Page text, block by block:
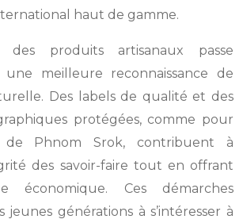
haut de gamme.
des produits artisanaux passe
meilleure reconnaissance de
Des labels de qualité et des
protégées, comme pour
de Phnom Srok, contribuent à
des savoir-faire tout en offrant
économique. Ces démarches
jeunes générations à s’intéresser à